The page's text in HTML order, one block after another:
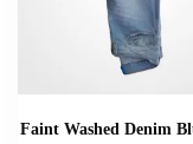
Faint Washed Denim